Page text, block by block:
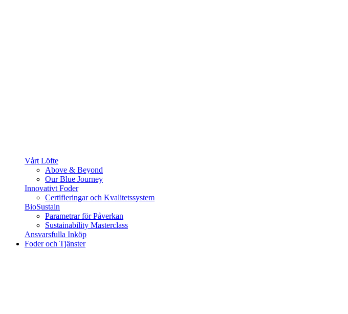
Vårt Löfte
Above & Beyond
Our Blue Journey
Innovativt Foder
Certifieringar och Kvalitetssystem
BioSustain
Parametrar för Påverkan
Sustainability Masterclass
Ansvarsfulla Inköp
Foder och Tjänster